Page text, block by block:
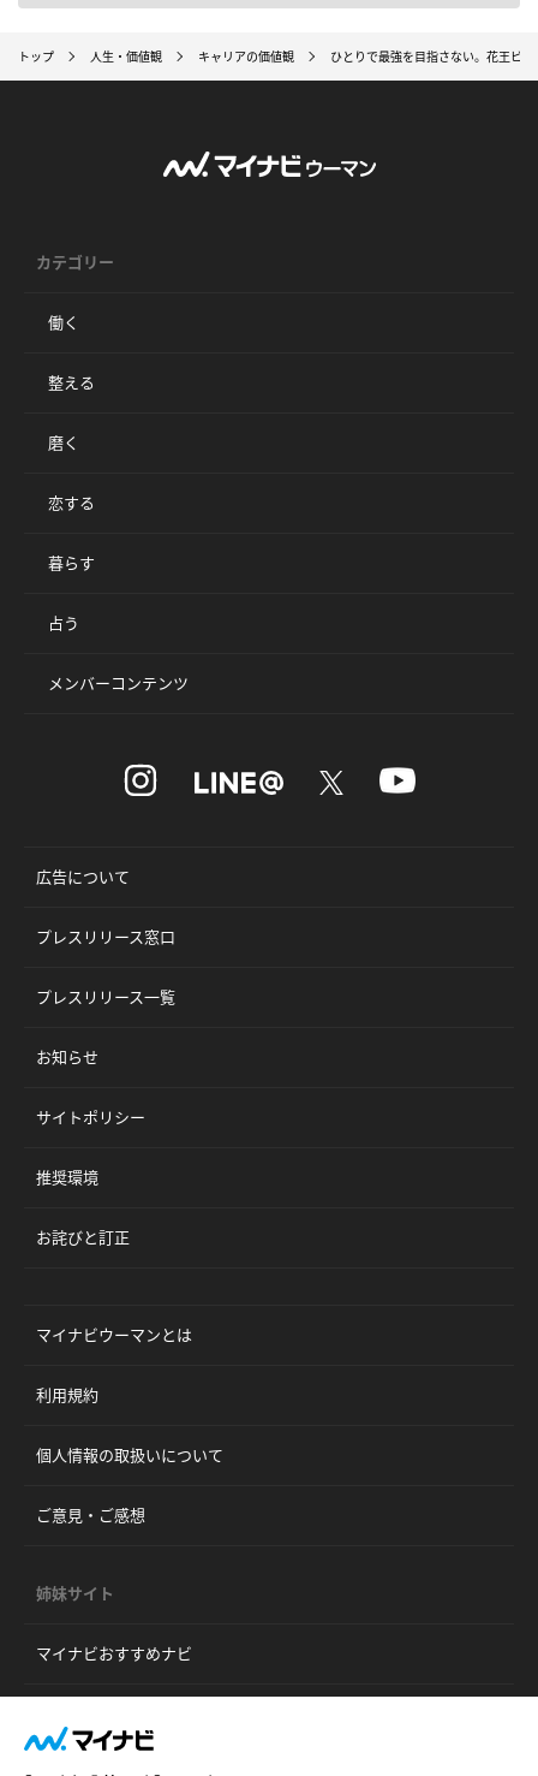
トップ 人生・価値観 キャリアの価値観 ひとりで最強を目指さない。花王ビ
カテゴリー
働く
整える
磨く
恋する
暮らす
占う
メンバーコンテンツ
広告について
プレスリリース窓口
プレスリリース一覧
お知らせ
サイトポリシー
推奨環境
お詫びと訂正
マイナビウーマンとは
利用規約
個人情報の取扱いについて
ご意見・ご感想
姉妹サイト
マイナビおすすめナビ